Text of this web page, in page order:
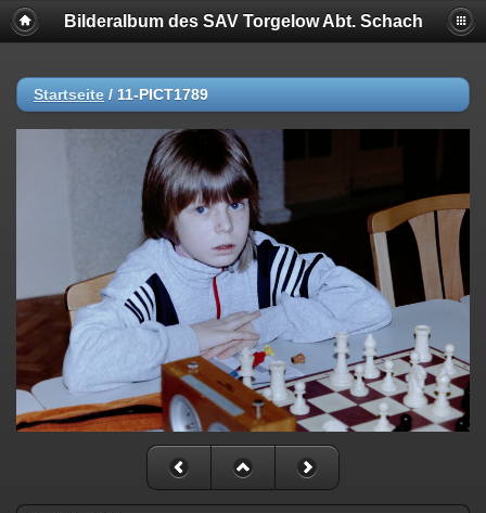
Bilderalbum des SAV Torgelow Abt. Schach
Startseite / 11-PICT1789